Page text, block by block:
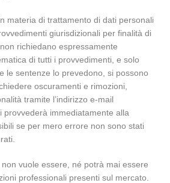
materia di trattamento di dati personali
giurisdizionali per finalità di
richiedano espressamente
di tutti i provvedimenti, e solo
le sentenze lo prevedono, si possono
oscuramenti e rimozioni,
tramite l’indirizzo e-mail
provvederà immediatamente alla
se per mero errore non sono stati
vuole essere, né potrà mai essere
professionali presenti sul mercato.